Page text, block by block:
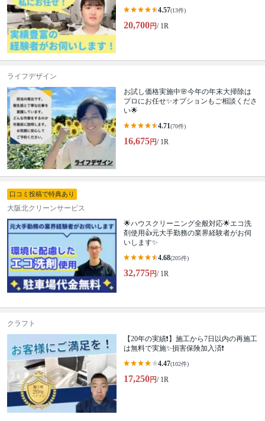
4.57(13件)
20,700円/ 1R
ライフデザイン
お試し価格実施中🌸今年の年末大掃除は
プロにお任せ✨オプションもご相談くださ
い🌟
4.71(70件)
16,675円/ 1R
口コミ投稿で特典あり
大阪北クリーンサービス
🌟ハウスクリーニング全般対応🌟エコ洗
剤使用👍元大手勤務の業界経験者がお伺
いします✨
4.68(205件)
32,775円/ 1R
クラフト
【20年の実績❗️】施工から7日以内の再施工
は無料で実施✨損害保険加入済❗️
4.47(102件)
17,250円/ 1R